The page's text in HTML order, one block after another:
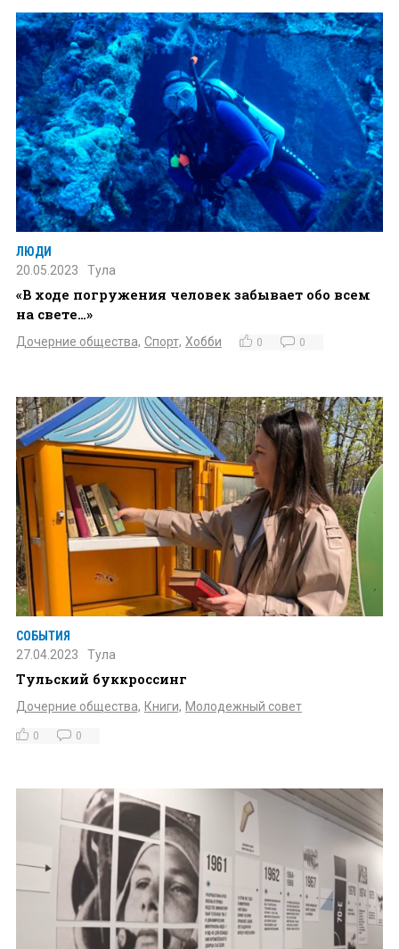
ЛЮДИ
20.05.2023
Тула
«В ходе погружения человек забывает обо всем
на свете…»
Дочерние общества, Спорт, Хобби 0 0
СОБЫТИЯ
27.04.2023
Тула
Тульский буккроссинг
Дочерние общества, Книги, Молодежный совет
0 0